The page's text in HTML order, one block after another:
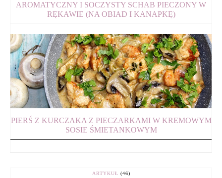
AROMATYCZNY I SOCZYSTY SCHAB PIECZONY W
RĘKAWIE (NA OBIAD I KANAPKĘ)
PIERŚ Z KURCZAKA Z PIECZARKAMI W KREMOWYM
SOSIE ŚMIETANKOWYM
ARTYKUŁ (46)